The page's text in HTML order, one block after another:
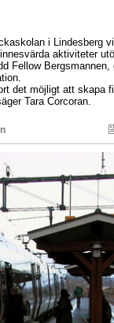
i Lindesberg
aktiviteter
Fellow Bergsmannen,
det möjligt att skapa
Tara Corcoran.